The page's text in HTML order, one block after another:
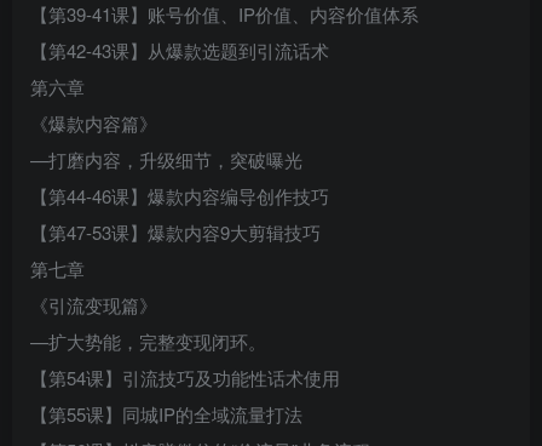
【第39-41课】账号价值、IP价值、内容价值体系
【第42-43课】从爆款选题到引流话术
第六章
《爆款内容篇》
—打磨内容，升级细节，突破曝光
【第44-46课】爆款内容编导创作技巧
【第47-53课】爆款内容9大剪辑技巧
第七章
《引流变现篇》
—扩大势能，完整变现闭环。
【第54课】引流技巧及功能性话术使用
【第55课】同城IP的全域流量打法